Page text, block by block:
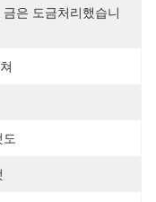
금은 도금처리했습니
도